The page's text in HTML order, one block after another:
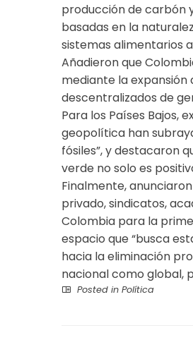
producción de carbón
basadas en la
sistemas alimentarios
Añadieron que
mediante la
descentralizados de
Para los Países Bajos,
geopolítica han
fósiles”, y destacaron
verde no solo es
Finalmente,
privado, sindicatos,
Colombia para la
espacio que “busca
hacia la eliminación
nacional como global,
Posted in Política